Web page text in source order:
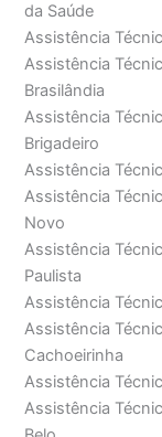
da Saúde
Assistência
Assistência
Brasilândia
Assistência
Brigadeiro
Assistência
Assistência
Novo
Assistência
Paulista
Assistência
Assistência
Cachoeirinha
Assistência
Assistência